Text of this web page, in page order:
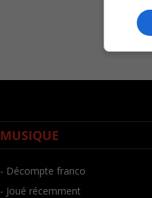
MUSIQUE
- Décompte franco
- Joué récemment